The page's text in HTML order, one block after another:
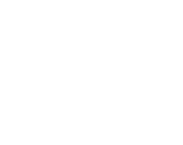
ลี่ย 5 จาก 5, 3 รีวิว